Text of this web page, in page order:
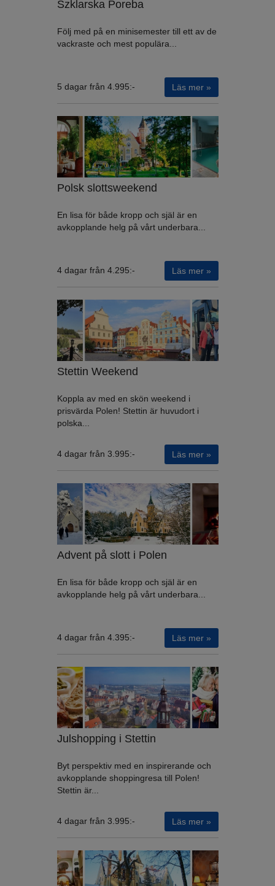
Szklarska Poreba
Följ med på en minisemester till ett av de
vackraste och mest populära...
5 dagar från 4.995:- Läs mer »
Polsk slottsweekend
En lisa för både kropp och själ är en
avkopplande helg på vårt underbara...
4 dagar från 4.295:- Läs mer »
Stettin Weekend
Koppla av med en skön weekend i
prisvärda Polen! Stettin är huvudort i
polska...
4 dagar från 3.995:- Läs mer »
Advent på slott i Polen
En lisa för både kropp och själ är en
avkopplande helg på vårt underbara...
4 dagar från 4.395:- Läs mer »
Julshopping i Stettin
Byt perspektiv med en inspirerande och
avkopplande shoppingresa till Polen!
Stettin är...
4 dagar från 3.995:- Läs mer »